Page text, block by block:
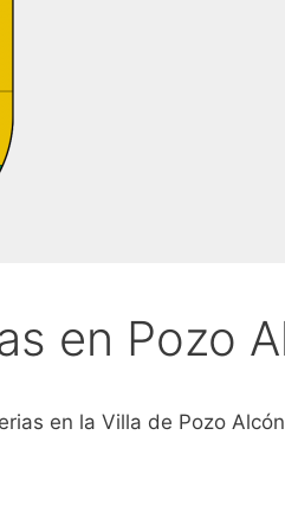
en Pozo
en la Villa de Pozo Alcón